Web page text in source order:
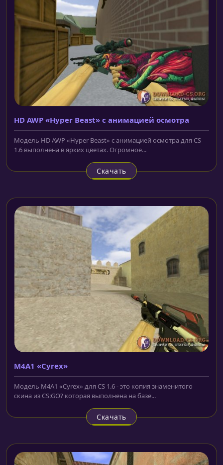
HD AWP «Hyper Beast» с анимацией осмотра
Модель HD AWP «Hyper Beast» с анимацией осмотра для CS
1.6 выполнена в ярких цветах. Огромное...
Скачать
M4A1 «Cyrex»
Модель M4A1 «Cyrex» для CS 1.6 - это копия знаменитого
скина из CS:GO? которая выполнена на базе...
Скачать